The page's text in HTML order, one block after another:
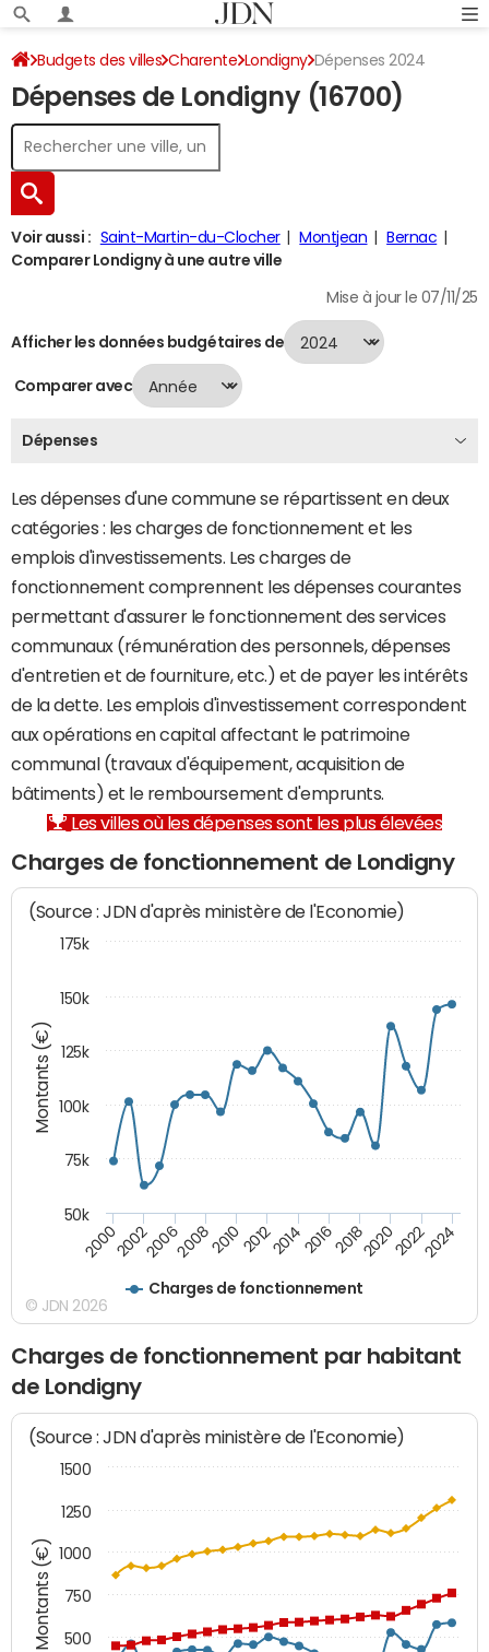
Budgets des villes Charente Londigny Dépenses 2024
Dépenses de Londigny (16700)
Voir aussi : Saint-Martin-du-Clocher Montjean
Bernac
Comparer Londigny à une autre ville
Mise à jour le 07/11/25
Afficher les données budgétaires de
Comparer avec
Dépenses
Les dépenses d'une commune se répartissent en deux
catégories : les charges de fonctionnement et les
emplois d'investissements. Les charges de
fonctionnement comprennent les dépenses courantes
permettant d'assurer le fonctionnement des services
communaux (rémunération des personnels, dépenses
d'entretien et de fourniture, etc.) et de payer les intérêts
de la dette. Les emplois d'investissement correspondent
aux opérations en capital affectant le patrimoine
communal (travaux d'équipement, acquisition de
bâtiments) et le remboursement d'emprunts.
Les villes où les dépenses sont les plus élevées
Charges de fonctionnement de Londigny
Montants (€)
(Source : JDN d'après ministère de l'Economie)
Charges de fonctionnement
200020022006200820102012201420162018202020222024
50k
75k
100k
125k
150k
175k
© JDN 2026
Charges de fonctionnement par habitant
de Londigny
Montants (€)
(Source : JDN d'après ministère de l'Economie)
500
750
1000
1250
1500